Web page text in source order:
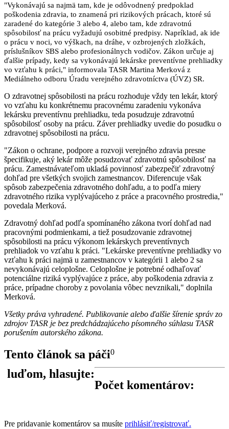
"Vykonávajú sa najmä tam, kde je odôvodnený predpoklad
poškodenia zdravia, to znamená pri rizikových prácach, ktoré sú
zaradené do kategórie 3 alebo 4, alebo tam, kde zdravotnú
spôsobilosť na prácu vyžadujú osobitné predpisy. Napríklad, ak ide
o prácu v noci, vo výškach, na dráhe, v ozbrojených zložkách,
príslušníkov SBS alebo profesionálnych vodičov. Zákon určuje aj
ďalšie prípady, kedy sa vykonávajú lekárske preventívne prehliadky
vo vzťahu k práci," informovala TASR Martina Merková z
Mediálneho odboru Úradu verejného zdravotníctva (ÚVZ) SR.
O zdravotnej spôsobilosti na prácu rozhoduje vždy ten lekár, ktorý
vo vzťahu ku konkrétnemu pracovnému zaradeniu vykonáva
lekársku preventívnu prehliadku, teda posudzuje zdravotnú
spôsobilosť osoby na prácu. Záver prehliadky uvedie do posudku o
zdravotnej spôsobilosti na prácu.
"Zákon o ochrane, podpore a rozvoji verejného zdravia presne
špecifikuje, aký lekár môže posudzovať zdravotnú spôsobilosť na
prácu. Zamestnávateľom ukladá povinnosť zabezpečiť zdravotný
dohľad pre všetkých svojich zamestnancov. Diferencuje však
spôsob zabezpečenia zdravotného dohľadu, a to podľa miery
zdravotného rizika vyplývajúceho z práce a pracovného prostredia,"
povedala Merková.
Zdravotný dohľad podľa spomínaného zákona tvorí dohľad nad
pracovnými podmienkami, a tiež posudzovanie zdravotnej
spôsobilosti na prácu výkonom lekárskych preventívnych
prehliadok vo vzťahu k práci. "Lekárske preventívne prehliadky vo
vzťahu k práci najmä u zamestnancov v kategórii 1 alebo 2 sa
nevykonávajú celoplošne. Celoplošne je potrebné odhaľovať
potenciálne riziká vyplývajúce z práce, aby poškodenia zdravia z
práce, prípadne choroby z povolania vôbec nevznikali," doplnila
Merková.
Všetky práva vyhradené. Publikovanie alebo ďalšie šírenie správ zo
zdrojov TASR je bez predchádzajúceho písomného súhlasu TASR
porušením autorského zákona.
Tento článok sa páči0
luďom, hlasujte:
Počet komentárov:
Pre pridavanie komentárov sa musíte prihlásiť/registrovať.